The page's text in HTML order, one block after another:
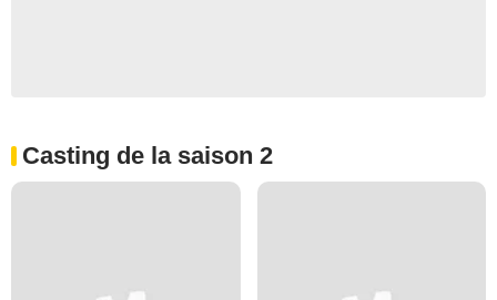
Casting de la saison 2